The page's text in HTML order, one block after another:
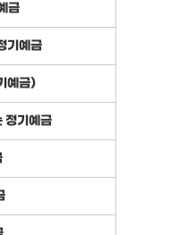
금
기예금
예금)
정기예금